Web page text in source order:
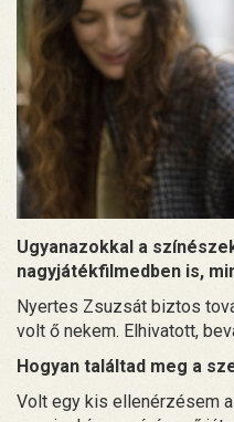
Ugyanazokkal a
nagyjátékfilmedben is,
Nyertes Zsuzsát biztos
volt ő nekem. Elhivatott,
Hogyan találtad meg a
Volt egy kis ellenérzésem